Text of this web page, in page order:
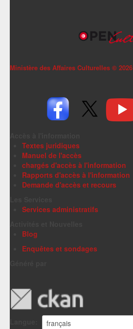
Ministère des Affaires Culturelles © 2026
Textes juridiques
Manuel de l'accès
chargés d'accès à l'information
Rapports d'accès à l'information
Demande d'accès et recours
Services administratifs
Blog
Enquêtes et sondages